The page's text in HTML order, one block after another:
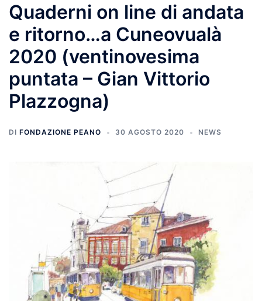
Quaderni on line di andata
e ritorno…a Cuneovualà
2020 (ventinovesima
puntata – Gian Vittorio
Plazzogna)
DI FONDAZIONE PEANO 30 AGOSTO 2020 NEWS